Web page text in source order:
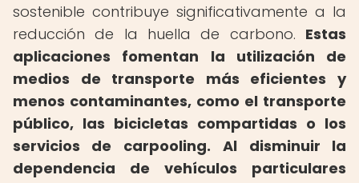
sostenible contribuye significativamente a la
reducción de la huella de carbono. Estas
aplicaciones fomentan la utilización de
medios de transporte más eficientes y
menos contaminantes, como el transporte
público, las bicicletas compartidas o los
servicios de carpooling.
Al disminuir la
dependencia de vehículos particulares